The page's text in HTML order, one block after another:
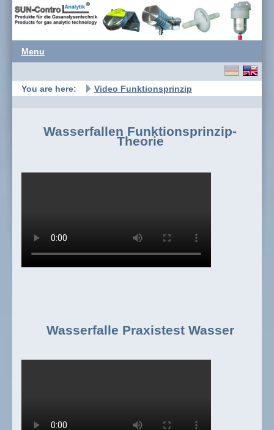
Menu
You are here: Video Funktionsprinzip
Wasserfallen Funktionsprinzip-
Theorie
Wasserfalle Praxistest Wasser